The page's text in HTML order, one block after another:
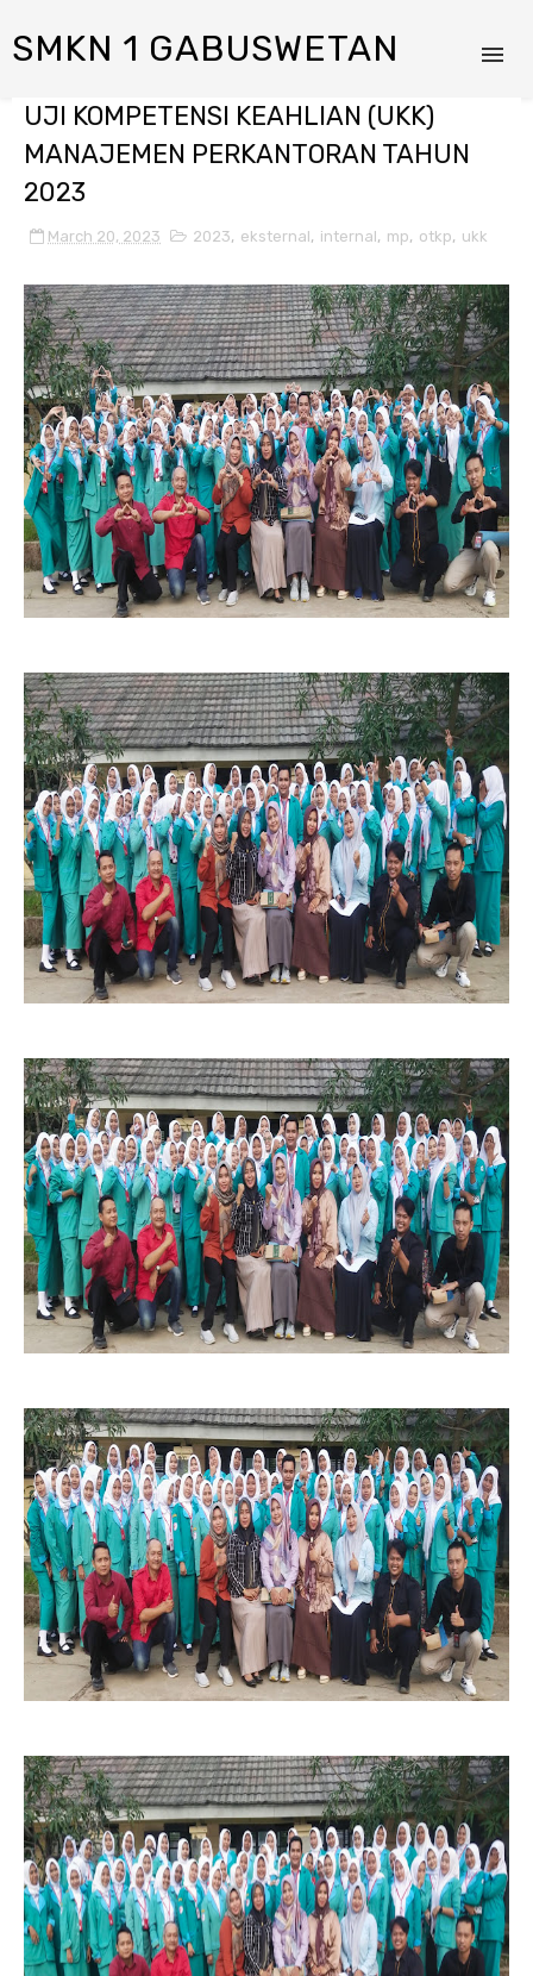
SMKN 1 GABUSWETAN
UJI KOMPETENSI KEAHLIAN (UKK)
MANAJEMEN PERKANTORAN TAHUN
2023
March 20, 2023 2023, eksternal, internal, mp, otkp, ukk